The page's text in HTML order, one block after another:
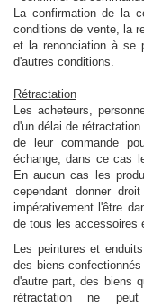
La confirmation de la
conditions de vente, la
et la renonciation à se
d'autres conditions.
Rétractation
Les acheteurs,
d'un délai de
de leur commande
échange, dans ce cas
En aucun cas les
cependant donner
impérativement l'être
de tous les accessoires
Les peintures et
des biens
d'autre part, des biens
rétractation ne